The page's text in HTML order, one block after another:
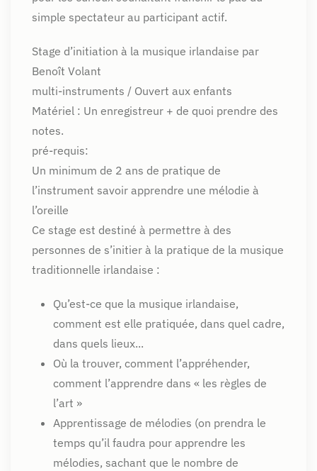
simple spectateur au participant actif.
Stage d’initiation à la musique irlandaise par
Benoît Volant
multi-instruments / Ouvert aux enfants
Matériel : Un enregistreur + de quoi prendre des
notes.
pré-requis:
Un minimum de 2 ans de pratique de
l’instrument savoir apprendre une mélodie à
l’oreille
Ce stage est destiné à permettre à des
personnes de s’initier à la pratique de la musique
traditionnelle irlandaise :
Qu’est-ce que la musique irlandaise,
comment est elle pratiquée, dans quel cadre,
dans quels lieux...
Où la trouver, comment l’appréhender,
comment l’apprendre dans « les règles de
l’art »
Apprentissage de mélodies (on prendra le
temps qu’il faudra pour apprendre les
mélodies, sachant que le nombre de